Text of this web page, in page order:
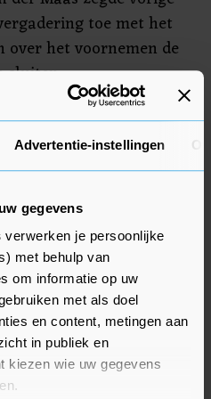
Advertentie-instellingen
gegevens
verwerken je persoonlijke
met behulp van
om informatie op uw
met als doel
en content, metingen aan
in publiek en
kiezen wie uw gegevens
toe met het
het voornemen de
sluiten.
het land worden
Zo gaat het
na 2030
naar drie
Joure).
de zorg
het Zuyderland
de spoedeisende zorg
in Sittard-Geleen.
patiënten dan